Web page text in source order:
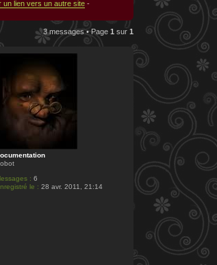
un lien vers un autre site -
3 messages • Page 1 sur 1
: 6
le : 28 avr. 2011, 21:14